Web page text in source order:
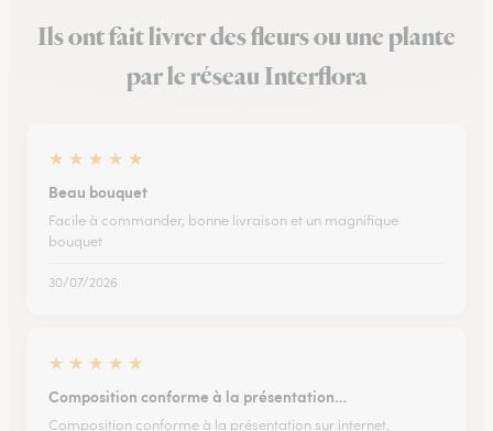
Ils ont fait livrer des fleurs ou une plante
par le réseau Interflora
★ ★ ★ ★ ★
Beau bouquet
Facile à commander, bonne livraison et un magnifique
bouquet
30/07/2026
★ ★ ★ ★ ★
Composition conforme à la présentation…
Composition conforme à la présentation sur internet.